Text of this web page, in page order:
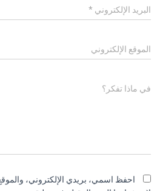
البريد الإلكتروني *
الموقع الإلكتروني
في ماذا تفكر؟
احفظ اسمي، بريدي الإلكتروني،